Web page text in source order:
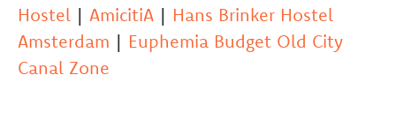
Hostel | AmicitiA | Hans Brinker Hostel
Amsterdam | Euphemia Budget Old City
Canal Zone